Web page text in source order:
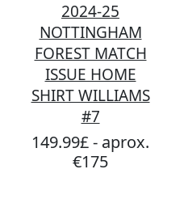
2024-25
NOTTINGHAM
FOREST MATCH
ISSUE HOME
SHIRT WILLIAMS
#7
149.99£ - aprox.
€175